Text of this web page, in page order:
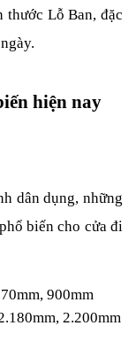
thước Lỗ Ban, đặc
hiện nay
dân dụng, những
biến cho cửa đi
900mm
2.200mm